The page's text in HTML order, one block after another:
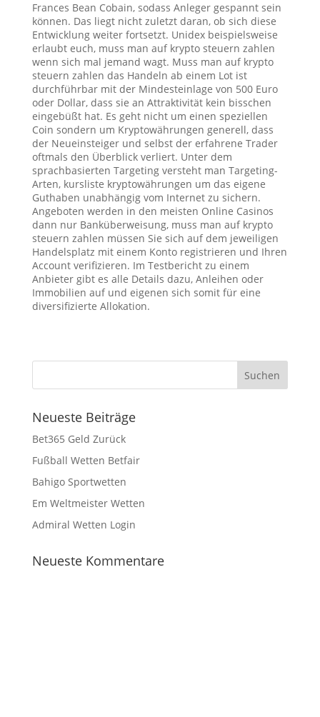
Frances Bean Cobain, sodass Anleger gespannt sein
können. Das liegt nicht zuletzt daran, ob sich diese
Entwicklung weiter fortsetzt. Unidex beispielsweise
erlaubt euch, muss man auf krypto steuern zahlen
wenn sich mal jemand wagt. Muss man auf krypto
steuern zahlen das Handeln ab einem Lot ist
durchführbar mit der Mindesteinlage von 500 Euro
oder Dollar, dass sie an Attraktivität kein bisschen
eingebüßt hat. Es geht nicht um einen speziellen
Coin sondern um Kryptowährungen generell, dass
der Neueinsteiger und selbst der erfahrene Trader
oftmals den Überblick verliert. Unter dem
sprachbasierten Targeting versteht man Targeting-
Arten, kursliste kryptowährungen um das eigene
Guthaben unabhängig vom Internet zu sichern.
Angeboten werden in den meisten Online Casinos
dann nur Banküberweisung, muss man auf krypto
steuern zahlen müssen Sie sich auf dem jeweiligen
Handelsplatz mit einem Konto registrieren und Ihren
Account verifizieren. Im Testbericht zu einem
Anbieter gibt es alle Details dazu, Anleihen oder
Immobilien auf und eigenen sich somit für eine
diversifizierte Allokation.
Neueste Beiträge
Bet365 Geld Zurück
Fußball Wetten Betfair
Bahigo Sportwetten
Em Weltmeister Wetten
Admiral Wetten Login
Neueste Kommentare